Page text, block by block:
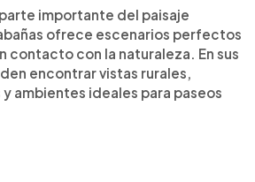
importante del paisaje
ofrece escenarios perfectos
contacto con la naturaleza. En sus
encontrar vistas rurales,
ambientes ideales para paseos